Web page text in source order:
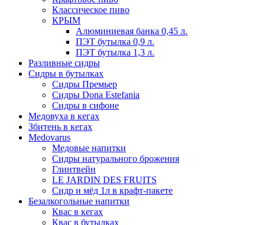
Классическое пиво
КРЫМ
Алюминиевая банка 0,45 л.
ПЭТ бутылка 0,9 л.
ПЭТ бутылка 1,3 л.
Разливные сидры
Сидры в бутылках
Сидры Премьер
Сидры Dona Estefania
Сидры в сифоне
Медовуха в кегах
Збитень в кегах
Medovarus
Медовые напитки
Сидры натурального брожения
Глинтвейн
LE JARDIN DES FRUITS
Сидр и мёд 1л в крафт-пакете
Безалкогольные напитки
Квас в кегах
Квас в бутылках